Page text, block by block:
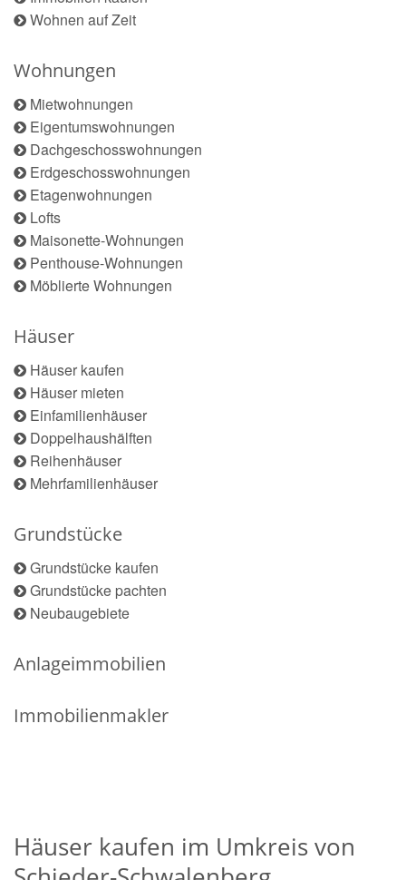
Wohnen auf Zeit
Wohnungen
Mietwohnungen
Eigentumswohnungen
Dachgeschosswohnungen
Erdgeschosswohnungen
Etagenwohnungen
Lofts
Maisonette-Wohnungen
Penthouse-Wohnungen
Möblierte Wohnungen
Häuser
Häuser kaufen
Häuser mieten
Einfamilienhäuser
Doppelhaushälften
Reihenhäuser
Mehrfamilienhäuser
Grundstücke
Grundstücke kaufen
Grundstücke pachten
Neubaugebiete
Anlageimmobilien
Immobilienmakler
Häuser kaufen im Umkreis von